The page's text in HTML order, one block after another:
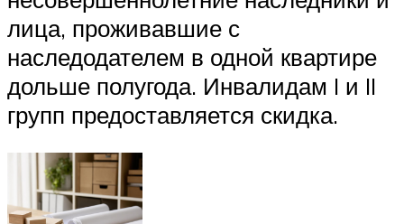
лица, проживавшие с
наследодателем в одной квартире
дольше полугода. Инвалидам I и II
групп предоставляется скидка.